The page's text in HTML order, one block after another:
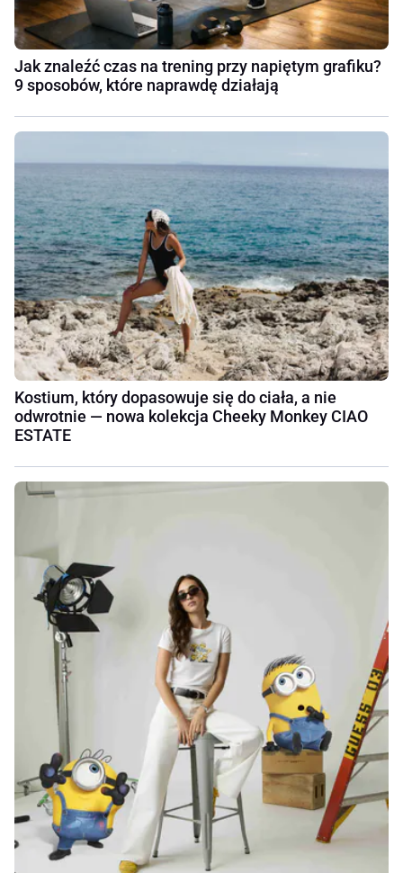
Jak znaleźć czas na trening przy napiętym grafiku?
9 sposobów, które naprawdę działają
Kostium, który dopasowuje się do ciała, a nie
odwrotnie — nowa kolekcja Cheeky Monkey CIAO
ESTATE